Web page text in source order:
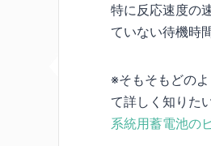
特に反応速度の
ていない待機時
※そもそもどの
て詳しく知りた
系統用蓄電池の